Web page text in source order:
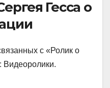
Гесса о
с «Ролик о
Видеоролики.